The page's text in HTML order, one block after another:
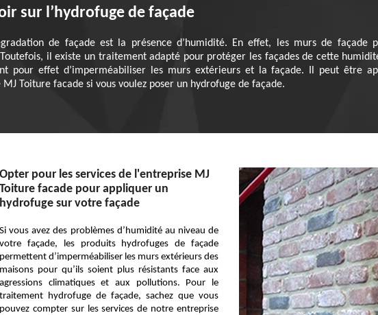
sur l’hydrofuge de façade
de façade est la présence d’humidité. En effet, les murs de façade
il existe un traitement adapté pour protéger les façades de cette
pour effet d’imperméabiliser les murs extérieurs et la façade. Il peut être
MJ Toiture facade si vous voulez poser un hydrofuge de façade.
Opter pour les services de l'entreprise MJ
Toiture facade pour appliquer un
hydrofuge sur votre façade
Si vous avez des problèmes d’humidité au niveau de
votre façade, les produits hydrofuges de façade
permettent d’imperméabiliser les murs extérieurs des
maisons pour qu’ils soient plus résistants face aux
agressions climatiques et aux pollutions. Pour le
traitement hydrofuge de façade, sachez que vous
pouvez compter sur les services de notre entreprise